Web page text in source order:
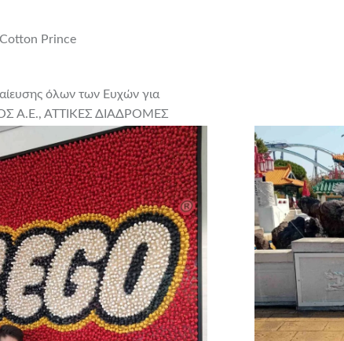
Prince
όλων των Ευχών για
Α.Ε., ΑΤΤΙΚΕΣ ΔΙΑΔΡΟΜΕΣ